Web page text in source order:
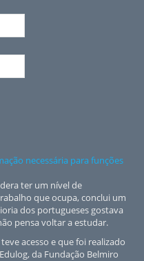
necessária para funções
ter um nível de
que ocupa, conclui um
dos portugueses gostava
pensa voltar a estudar.
acesso e que foi realizado
da Fundação Belmiro